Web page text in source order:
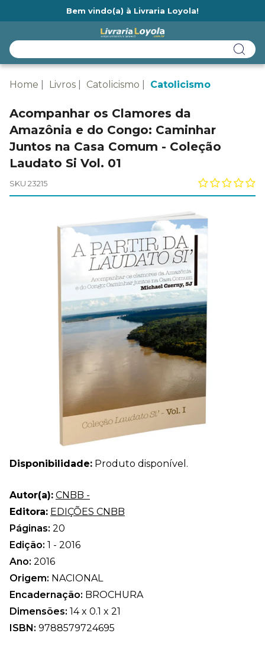
Bem vindo(a) à Livraria Loyola!
Home Livros Catolicismo Catolicismo
Acompanhar os Clamores da
Amazônia e do Congo: Caminhar
Juntos na Casa Comum - Coleção
Laudato Si Vol. 01
SKU 23215
Disponibilidade: Produto disponível.
Autor(a): CNBB -
Editora: EDIÇÕES CNBB
Páginas: 20
Edição: 1 - 2016
Ano: 2016
Origem: NACIONAL
Encadernação: BROCHURA
Dimensões: 14 x 0.1 x 21
ISBN: 9788579724695